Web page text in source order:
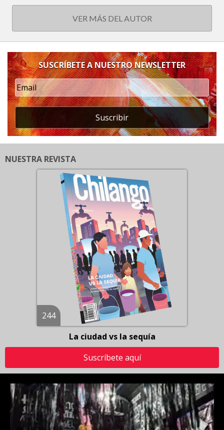
VER MÁS DEL AUTOR
SUSCRÍBETE A NUESTRO NEWSLETTER
Suscribir
NUESTRA REVISTA
244
La ciudad vs la sequía
Suscríbete aquí